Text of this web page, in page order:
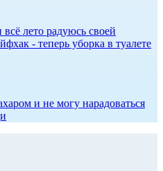
лето радуюсь своей
- теперь уборка в туалете
и не могу нарадоваться